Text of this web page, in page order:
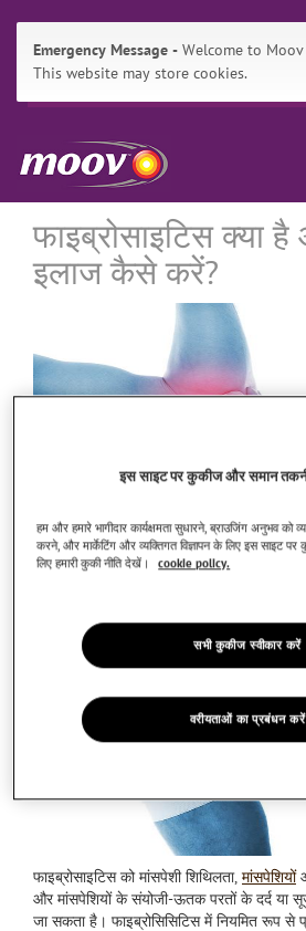
Emergency Message
Welcome to
This website may store cookies.
Primary
Navigation,
Content
Search
मूव
इंडिया
Navigation
फाइब्रोसाइटिस क्या
इलाज कैसे करें?
फाइब्रोसाइटिस को मांसपेशी शिथिलता, मांसपेशियों
और मांसपेशियों के संयोजी-ऊतक परतों के दर्द या
जा सकता है। फाइब्रोसिसिटिस में नियमित रूप से
इस साइट पर कुकीज और समान
हम और हमारे भागीदार कार्यक्षमता सुधारने, ब्राउजिंग अनुभव को
करने, और मार्केटिंग और व्यक्तिगत विज्ञापन के लिए इस साइट
लिए हमारी कुकी नीति देखें। cookie policy.
सभी कुकीज स्वीकार करें
वरीयताओं का प्रबंधन करें